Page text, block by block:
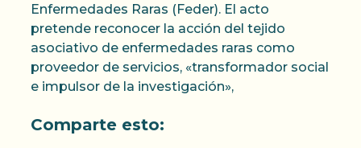
Enfermedades Raras (Feder). El acto
pretende reconocer la acción del tejido
asociativo de enfermedades raras como
proveedor de servicios, «transformador social
e impulsor de la investigación»,
Comparte esto: